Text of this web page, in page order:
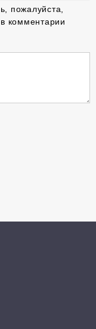
пожалуйста,
комментарии